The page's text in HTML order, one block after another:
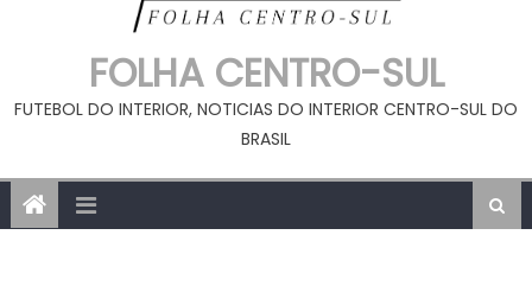
FOLHA CENTRO-SUL
FUTEBOL DO INTERIOR, NOTICIAS DO INTERIOR CENTRO-SUL DO
BRASIL